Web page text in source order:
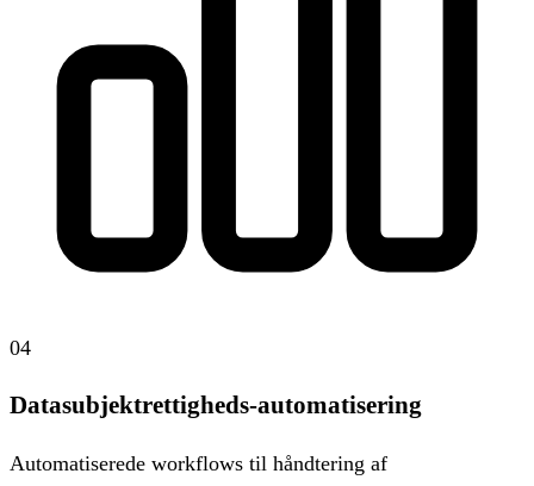
04
Datasubjektrettigheds-automatisering
Automatiserede workflows til håndtering af